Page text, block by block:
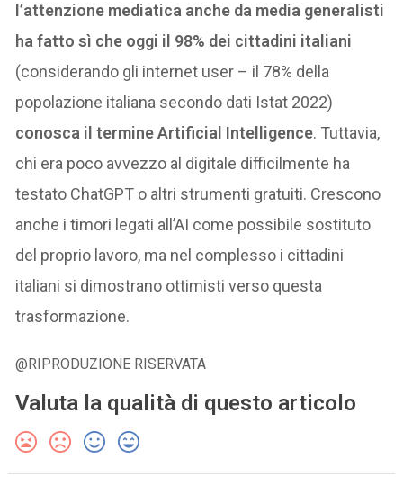
l’attenzione mediatica anche da media generalisti
ha fatto sì che oggi il 98% dei cittadini italiani
(considerando gli internet user – il 78% della
popolazione italiana secondo dati Istat 2022)
conosca il termine Artificial Intelligence. Tuttavia,
chi era poco avvezzo al digitale difficilmente ha
testato ChatGPT o altri strumenti gratuiti. Crescono
anche i timori legati all’AI come possibile sostituto
del proprio lavoro, ma nel complesso i cittadini
italiani si dimostrano ottimisti verso questa
trasformazione.
@RIPRODUZIONE RISERVATA
Valuta la qualità di questo articolo